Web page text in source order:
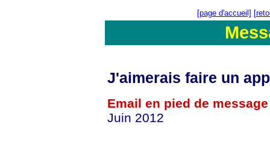
[page d'accueil]
J'aimerais faire un
Email en pied de message
Juin 2012